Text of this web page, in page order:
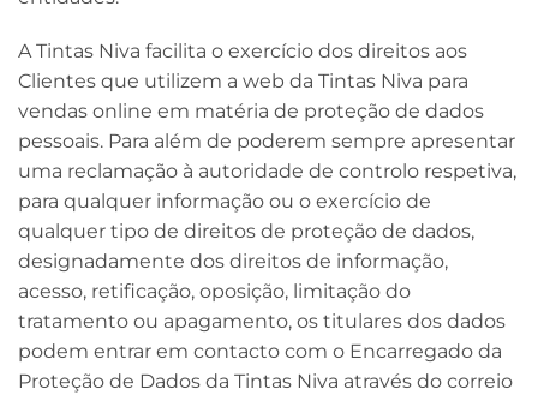
A Tintas Niva facilita o exercício dos direitos aos
Clientes que utilizem a web da Tintas Niva para
vendas online em matéria de proteção de dados
pessoais. Para além de poderem sempre apresentar
uma reclamação à autoridade de controlo respetiva,
para qualquer informação ou o exercício de
qualquer tipo de direitos de proteção de dados,
designadamente dos direitos de informação,
acesso, retificação, oposição, limitação do
tratamento ou apagamento, os titulares dos dados
podem entrar em contacto com o Encarregado da
Proteção de Dados da Tintas Niva através do correio